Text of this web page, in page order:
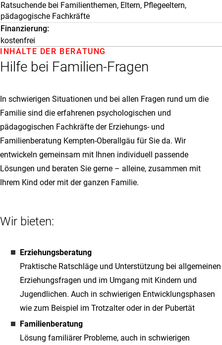
Ratsuchende bei Familienthemen, Eltern, Pflegeeltern,
pädagogische Fachkräfte
Finanzierung
kostenfrei
Hilfe bei Familien-Fragen
INHALTE DER BERATUNG
In schwierigen Situationen und bei allen Fragen rund um die
Familie sind die erfahrenen psychologischen und
pädagogischen Fachkräfte der Erziehungs- und
Familienberatung Kempten-Oberallgäu für Sie da. Wir
entwickeln gemeinsam mit Ihnen individuell passende
Lösungen und beraten Sie gerne – alleine, zusammen mit
Ihrem Kind oder mit der ganzen Familie.
Wir bieten:
Erziehungsberatung
Praktische Ratschläge und Unterstützung bei allgemeinen
Erziehungsfragen und im Umgang mit Kindern und
Jugendlichen. Auch in schwierigen Entwicklungsphasen
wie zum Beispiel im Trotzalter oder in der Pubertät
Familienberatung
Lösung familiärer Probleme, auch in schwierigen